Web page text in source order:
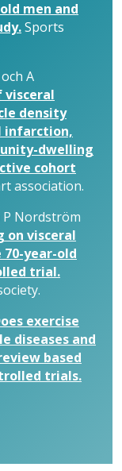
men and
Sports
A
visceral
density
infarction,
dwelling
cohort
association.
P Nordström
on visceral
year-old
trial.
exercise
diseases and
based
trials.